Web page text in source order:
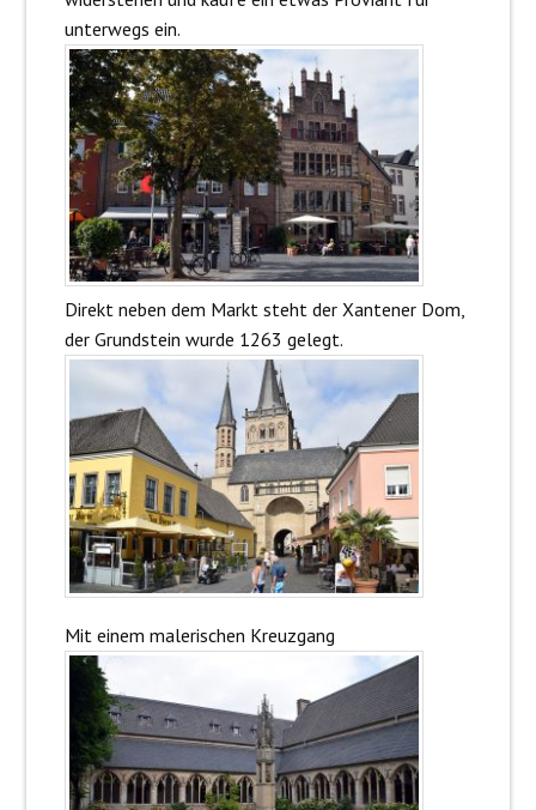
unterwegs ein.
Direkt neben dem Markt steht der Xantener Dom,
der Grundstein wurde 1263 gelegt.
Mit einem malerischen Kreuzgang